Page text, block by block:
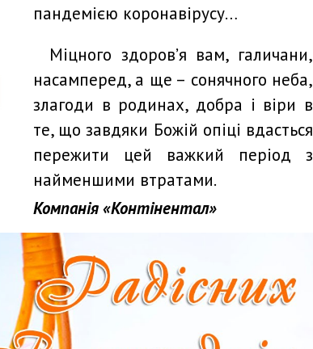
пандемією коронавірусу…
Міцного здоров’я вам, галичани,
насамперед, а ще – сонячного неба,
злагоди в родинах, добра і віри в
те, що завдяки Божій опіці вдасться
пережити цей важкий період з
найменшими втратами.
Компанія «Контінентал»